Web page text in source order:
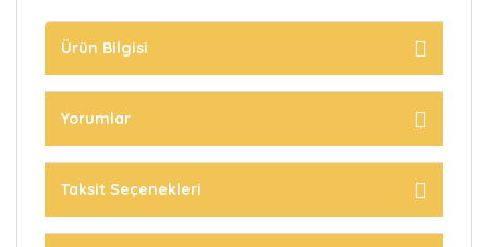
Ürün Bilgisi
Yorumlar
Taksit Seçenekleri